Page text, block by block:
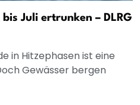
Juli ertrunken – DLRG
in Hitzephasen ist eine
Gewässer bergen